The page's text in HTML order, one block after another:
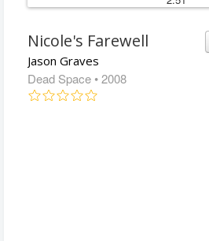
Nicole's Farewell
Jason Graves
Dead Space • 2008